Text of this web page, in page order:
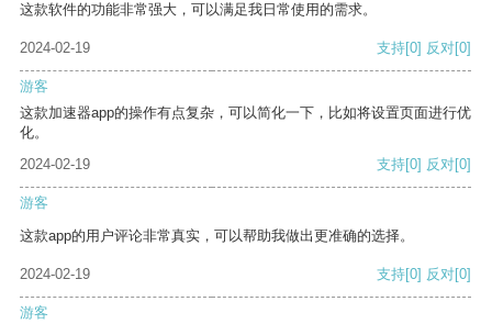
这款软件的功能非常强大，可以满足我日常使用的需求。
2024-02-19 支持[0] 反对[0]
游客
这款加速器app的操作有点复杂，可以简化一下，比如将设置页面进行优
化。
2024-02-19
支持[0] 反对[0]
游客
这款app的用户评论非常真实，可以帮助我做出更准确的选择。
2024-02-19 支持[0] 反对[0]
游客